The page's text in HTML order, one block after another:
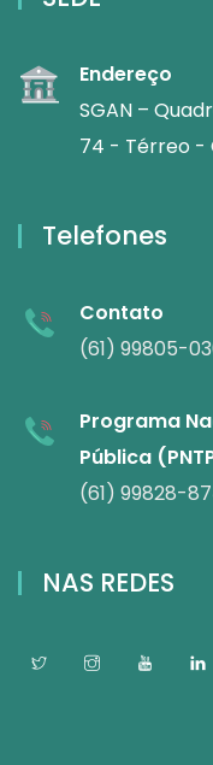
Endereço
SGAN –
74 - Térreo -
Telefones
Contato
(61) 99805-
Programa
Pública
(61) 99828-
NAS REDES